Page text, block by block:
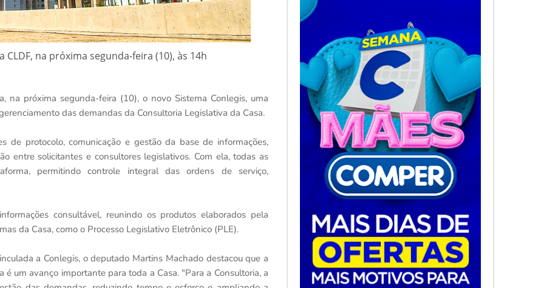
na próxima segunda-feira (10), às 14h
na próxima segunda-feira (10), o novo Sistema Conlegis, uma
das demandas da Consultoria Legislativa da Casa.
de protocolo, comunicação e gestão da base de informações,
entre solicitantes e consultores legislativos. Com ela, todas as
permitindo controle integral das ordens de serviço,
consultável, reunindo os produtos elaborados pela
da Casa, como o Processo Legislativo Eletrônico (PLE).
a Conlegis, o deputado Martins Machado destacou que a
um avanço importante para toda a Casa. "Para a Consultoria, a